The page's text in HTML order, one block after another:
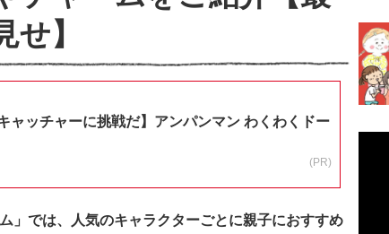
】
ャッチャーに挑戦だ】アンパンマン わくわくドー
(PR)
」では、人気のキャラクターごとに親子におすすめ